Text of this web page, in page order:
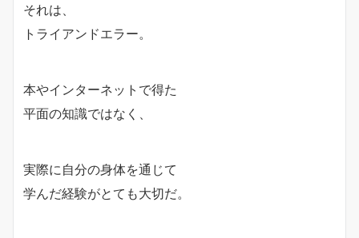
それは、
トライアンドエラー。
本やインターネットで得た
平面の知識ではなく、
実際に自分の身体を通じて
学んだ経験がとても大切だ。